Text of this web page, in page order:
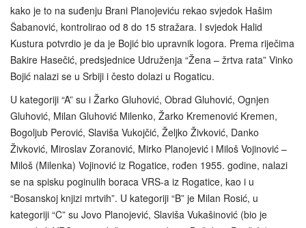
kako je to na suđenju Brani Planojeviću rekao svjedok Hašim
Šabanović, kontrolirao od 8 do 15 stražara. I svjedok Halid
Kustura potvrdio je da je Bojić bio upravnik logora. Prema riječima
Bakire Hasečić, predsjednice Udruženja “Žena – žrtva rata” Vinko
Bojić nalazi se u Srbiji i često dolazi u Rogaticu.
U kategoriji “A” su i Žarko Gluhović, Obrad Gluhović, Ognjen
Gluhović, Milan Gluhović Milenko, Žarko Kremenović Kremen,
Bogoljub Perović, Slaviša Vukojčić, Željko Živković, Danko
Živković, Miroslav Zoranović, Mirko Planojević i Miloš Vojinović –
Miloš (Milenka) Vojinović iz Rogatice, rođen 1955. godine, nalazi
se na spisku poginulih boraca VRS-a iz Rogatice, kao i u
“Bosanskoj knjizi mrtvih”. U kategoriji “B” je Milan Rosić, u
kategoriji “C” su Jovo Planojević, Slaviša Vukašinović (bio je